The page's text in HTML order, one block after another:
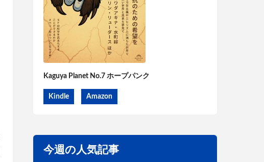
Kaguya Planet No.7 ホープパンク
Kindle Amazon
今週の人気記事